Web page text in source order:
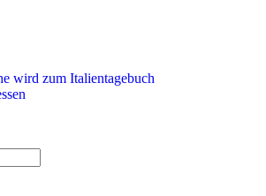
wird zum Italientagebuch